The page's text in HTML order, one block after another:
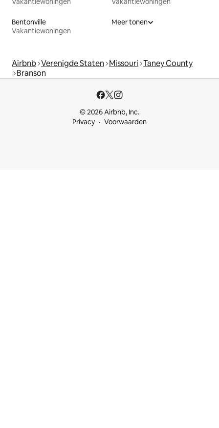
Bentonville
Vakantiewoningen
Meer tonen
Airbnb Verenigde Staten Missouri Taney County
Branson
© 2026 Airbnb, Inc.
Privacy
Voorwaarden